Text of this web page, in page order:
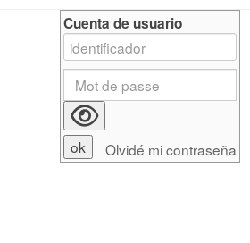
Cuenta de usuario
Olvidé mi contraseña